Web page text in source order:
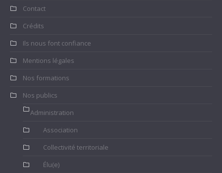
Contact
Crédits
Ils nous font confiance
Mentions légales
Nos formations
Nos publics
Administration
Association
Collectivité territoriale
Élu(e)